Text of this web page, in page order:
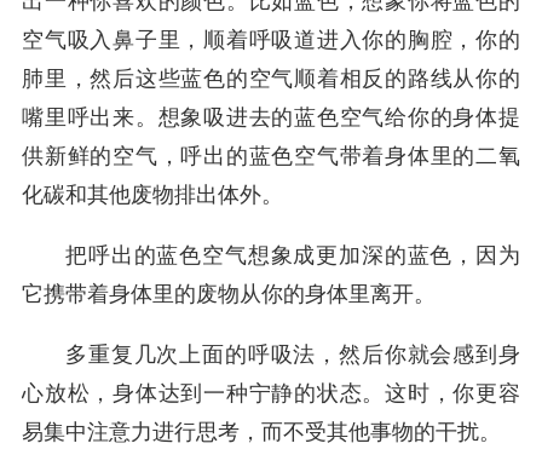
空气吸入鼻子里，顺着呼吸道进入你的胸腔，你的
肺里，然后这些蓝色的空气顺着相反的路线从你的
嘴里呼出来。想象吸进去的蓝色空气给你的身体提
供新鲜的空气，呼出的蓝色空气带着身体里的二氧
化碳和其他废物排出体外。
把呼出的蓝色空气想象成更加深的蓝色，因为
它携带着身体里的废物从你的身体里离开。
多重复几次上面的呼吸法，然后你就会感到身
心放松，身体达到一种宁静的状态。这时，你更容
易集中注意力进行思考，而不受其他事物的干扰。